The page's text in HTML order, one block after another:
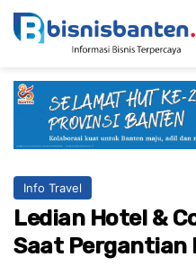
Info Travel
Ledian Hotel &
Saat Pergantian